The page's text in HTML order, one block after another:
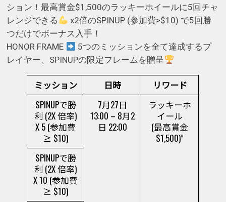
ション！最高賞金$1,500のラッキーホイールに5回チャ
レンジできる
x2倍のSPINUP (参加費>$10) で5回勝
つだけでボーナス入手！
HONOR FRAME
5つのミッションを全て達成するプ
レイヤー、SPINUPの限定フレームを贈呈
ミッション 日時
リワード
SPINUPで勝
利 (2X 倍率)
X 5 (参加費
≥ $10)
7月27日
13:00 – 8月2
日 22:00
ラッキーホ
イール
(最高賞金
$1,500)”
SPINUPで勝
利 (2X 倍率)
X 10 (参加費
≥ $10)